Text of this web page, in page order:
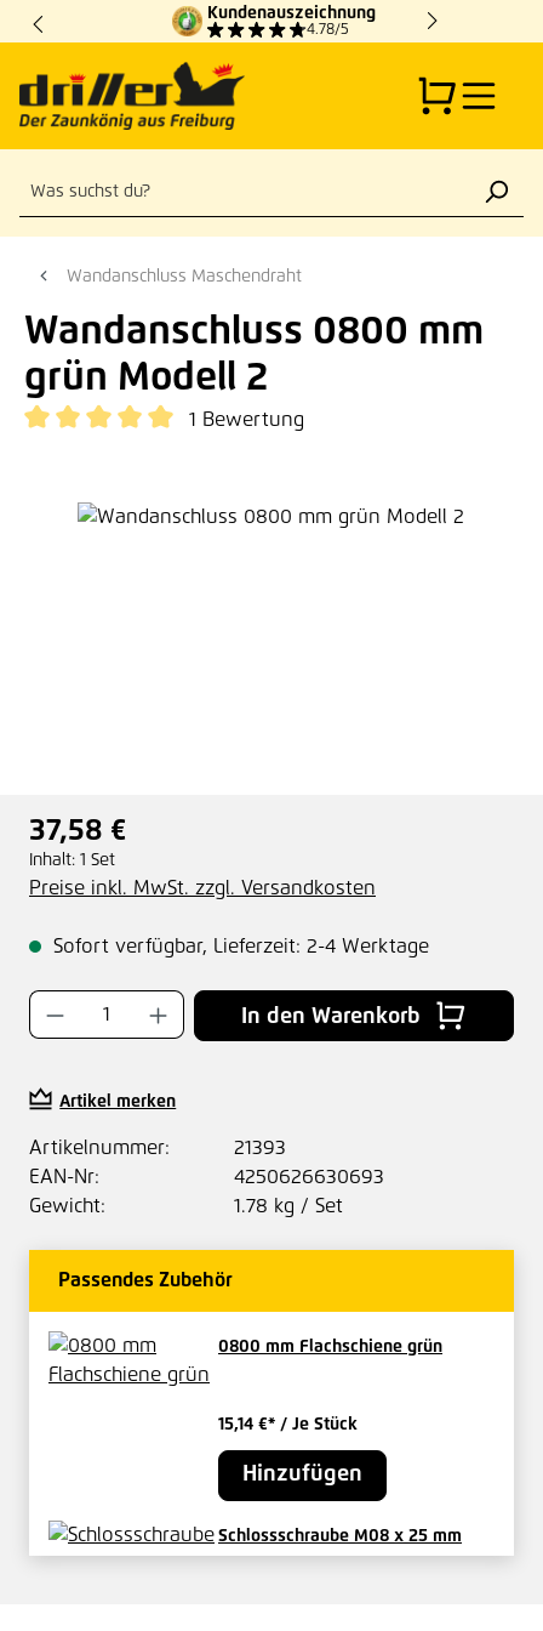
Zum Hauptinhalt springen
Kundenauszeichnung
4.78/5
Wandanschluss Maschendraht
Wandanschluss 0800 mm
grün Modell 2
1 Bewertung
Bildergalerie überspringen
Regulärer Preis:
37,58 €
Inhalt: 1 Set
Preise inkl. MwSt. zzgl. Versandkosten
Sofort verfügbar, Lieferzeit: 2-4 Werktage
Produkt Anzahl: Gib den gewünschten
In den Warenkorb
Artikel merken
Artikelnummer:
21393
EAN-Nr:
4250626630693
Gewicht:
1.78 kg / Set
Passendes Zubehör
0800 mm Flachschiene grün
15,14 €* / Je Stück
Hinzufügen
Schlossschraube M08 x 25 mm